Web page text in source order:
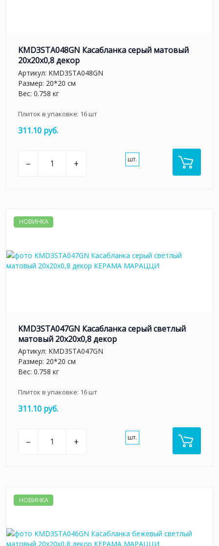
KMD3STA048GN Касабланка серый матовый
20x20x0,8 декор
Артикул: KMD3STA048GN
Размер: 20*20 см
Вес: 0.758 кг
Плиток в упаковке: 16шт
311.10 руб.
– + шт.
НОВИНКА
KMD3STA047GN Касабланка серый светлый
матовый 20x20x0,8 декор
Артикул: KMD3STA047GN
Размер: 20*20 см
Вес: 0.758 кг
Плиток в упаковке: 16шт
311.10 руб.
– + шт.
НОВИНКА